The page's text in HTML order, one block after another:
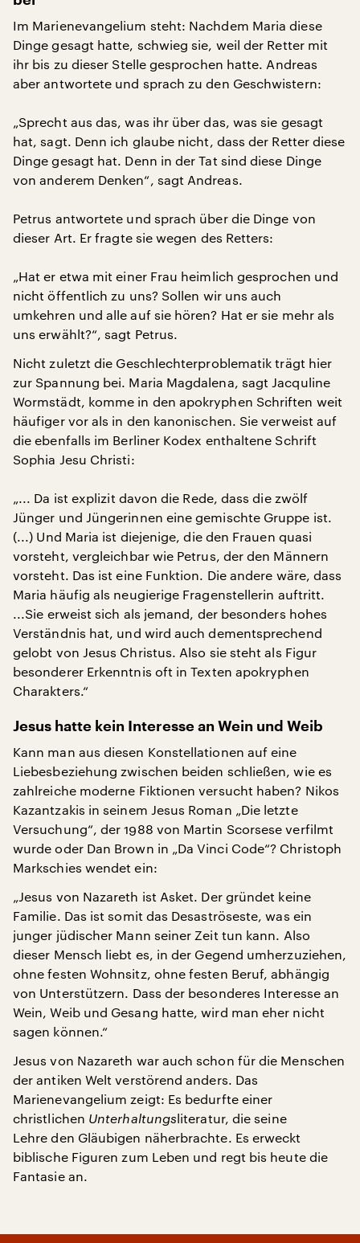
Im Marienevangelium steht: Nachdem Maria diese
Dinge gesagt hatte, schwieg sie, weil der Retter mit
ihr bis zu dieser Stelle gesprochen hatte. Andreas
aber antwortete und sprach zu den Geschwistern:
„Sprecht aus das, was ihr über das, was sie gesagt
hat, sagt. Denn ich glaube nicht, dass der Retter diese
Dinge gesagt hat. Denn in der Tat sind diese Dinge
von anderem Denken“, sagt Andreas.
Petrus antwortete und sprach über die Dinge von
dieser Art. Er fragte sie wegen des Retters:
„Hat er etwa mit einer Frau heimlich gesprochen und
nicht öffentlich zu uns? Sollen wir uns auch
umkehren und alle auf sie hören? Hat er sie mehr als
uns erwählt?“, sagt Petrus.
Nicht zuletzt die Geschlechterproblematik trägt hier
zur Spannung bei. Maria Magdalena, sagt Jacquline
Wormstädt, komme in den apokryphen Schriften weit
häufiger vor als in den kanonischen. Sie verweist auf
die ebenfalls im Berliner Kodex enthaltene Schrift
Sophia Jesu Christi:
„... Da ist explizit davon die Rede, dass die zwölf
Jünger und Jüngerinnen eine gemischte Gruppe ist.
(...) Und Maria ist diejenige, die den Frauen quasi
vorsteht, vergleichbar wie Petrus, der den Männern
vorsteht. Das ist eine Funktion. Die andere wäre, dass
Maria häufig als neugierige Fragenstellerin auftritt.
...Sie erweist sich als jemand, der besonders hohes
Verständnis hat, und wird auch dementsprechend
gelobt von Jesus Christus. Also sie steht als Figur
besonderer Erkenntnis oft in Texten apokryphen
Charakters.“
Jesus hatte kein Interesse an Wein und Weib
Kann man aus diesen Konstellationen auf eine
Liebesbeziehung zwischen beiden schließen, wie es
zahlreiche moderne Fiktionen versucht haben? Nikos
Kazantzakis in seinem Jesus Roman „Die letzte
Versuchung“, der 1988 von Martin Scorsese verfilmt
wurde oder Dan Brown in „Da Vinci Code“? Christoph
Markschies wendet ein:
„Jesus von Nazareth ist Asket. Der gründet keine
Familie. Das ist somit das Desaströseste, was ein
junger jüdischer Mann seiner Zeit tun kann. Also
dieser Mensch liebt es, in der Gegend umherzuziehen,
ohne festen Wohnsitz, ohne festen Beruf, abhängig
von Unterstützern. Dass der besonderes Interesse an
Wein, Weib und Gesang hatte, wird man eher nicht
sagen können.“
Jesus von Nazareth war auch schon für die Menschen
der antiken Welt verstörend anders. Das
Marienevangelium zeigt: Es bedurfte einer
christlichen Unterhaltungsliteratur, die seine
Lehre den Gläubigen näherbrachte. Es erweckt
biblische Figuren zum Leben und regt bis heute die
Fantasie an.